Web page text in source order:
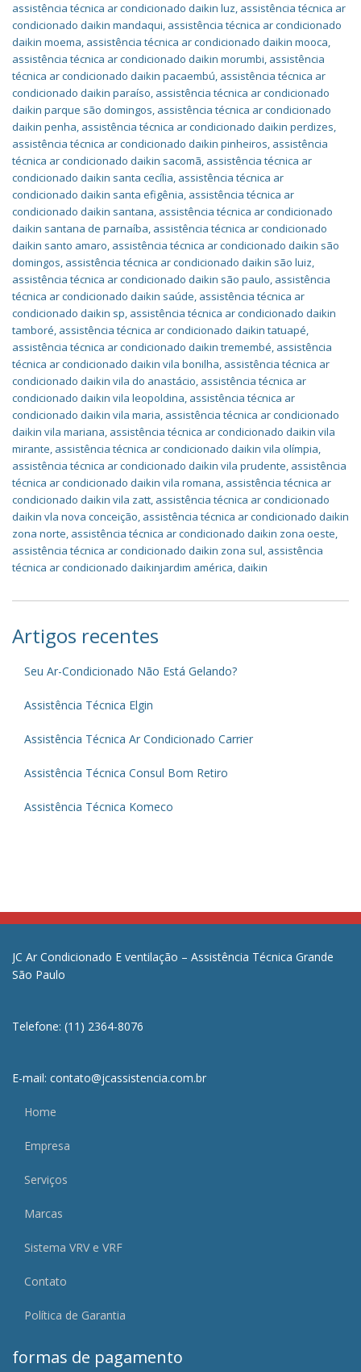
assistência técnica ar condicionado daikin luz, assistência técnica ar
condicionado daikin mandaqui, assistência técnica ar condicionado
daikin moema, assistência técnica ar condicionado daikin mooca,
assistência técnica ar condicionado daikin morumbi, assistência
técnica ar condicionado daikin pacaembú, assistência técnica ar
condicionado daikin paraíso, assistência técnica ar condicionado
daikin parque são domingos, assistência técnica ar condicionado
daikin penha, assistência técnica ar condicionado daikin perdizes,
assistência técnica ar condicionado daikin pinheiros, assistência
técnica ar condicionado daikin sacomã, assistência técnica ar
condicionado daikin santa cecília, assistência técnica ar
condicionado daikin santa efigênia, assistência técnica ar
condicionado daikin santana, assistência técnica ar condicionado
daikin santana de parnaíba, assistência técnica ar condicionado
daikin santo amaro, assistência técnica ar condicionado daikin são
domingos, assistência técnica ar condicionado daikin são luiz,
assistência técnica ar condicionado daikin são paulo, assistência
técnica ar condicionado daikin saúde, assistência técnica ar
condicionado daikin sp, assistência técnica ar condicionado daikin
tamboré, assistência técnica ar condicionado daikin tatuapé,
assistência técnica ar condicionado daikin tremembé, assistência
técnica ar condicionado daikin vila bonilha, assistência técnica ar
condicionado daikin vila do anastácio, assistência técnica ar
condicionado daikin vila leopoldina, assistência técnica ar
condicionado daikin vila maria, assistência técnica ar condicionado
daikin vila mariana, assistência técnica ar condicionado daikin vila
mirante, assistência técnica ar condicionado daikin vila olímpia,
assistência técnica ar condicionado daikin vila prudente, assistência
técnica ar condicionado daikin vila romana, assistência técnica ar
condicionado daikin vila zatt, assistência técnica ar condicionado
daikin vla nova conceição, assistência técnica ar condicionado daikin
zona norte, assistência técnica ar condicionado daikin zona oeste,
assistência técnica ar condicionado daikin zona sul, assistência
técnica ar condicionado daikinjardim américa,daikin
Artigos recentes
Seu Ar-Condicionado Não Está Gelando?
Assistência Técnica Elgin
Assistência Técnica Ar Condicionado Carrier
Assistência Técnica Consul Bom Retiro
Assistência Técnica Komeco
JC Ar Condicionado E ventilação – Assistência Técnica Grande
São Paulo
Telefone: (11) 2364-8076
E-mail: contato@jcassistencia.com.br
Home
Empresa
Serviços
Marcas
Sistema VRV e VRF
Contato
Política de Garantia
formas de pagamento